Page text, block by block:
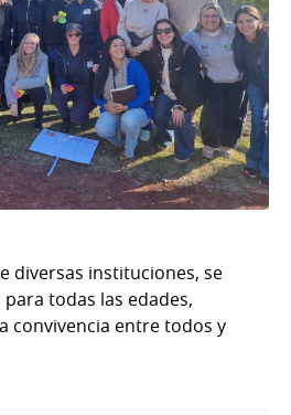
diversas instituciones, se
todas las edades,
convivencia entre todos y